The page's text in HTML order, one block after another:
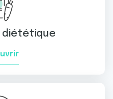
diététique